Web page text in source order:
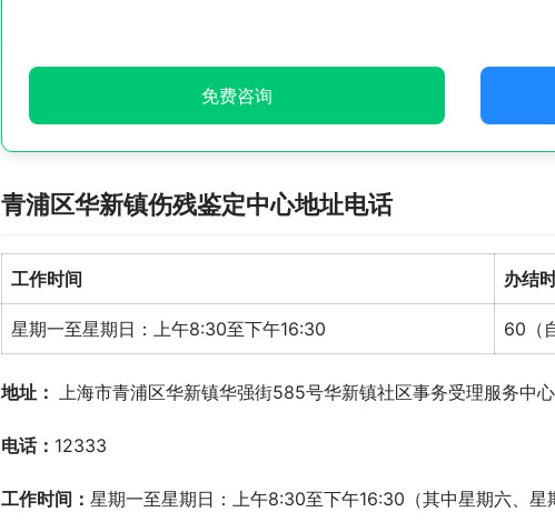
免费咨询
青浦区华新镇伤残鉴定中心地址电话
工作时间 办结
星期一至星期日：上午8:30至下午16:30 60（
地址： 上海市青浦区华新镇华强街585号华新镇社区事务受理服务中
电话： 12333
工作时间： 星期一至星期日：上午8:30至下午16:30（其中星期六、星